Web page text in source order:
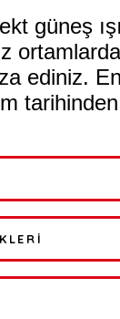
güneş
ortamlarda
ediniz.
ilk yorumu siz